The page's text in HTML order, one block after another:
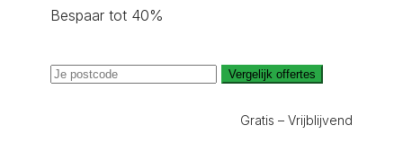
Bespaar tot 40%
Vergelijk offertes
Gratis – Vrijblijvend